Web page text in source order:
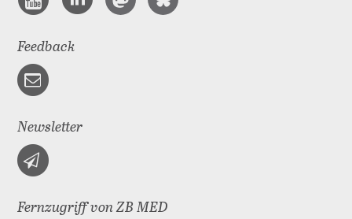
Feedback
Newsletter
Fernzugriff von ZB MED